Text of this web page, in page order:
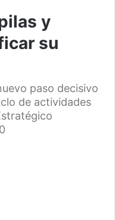
y
su
paso decisivo
de actividades